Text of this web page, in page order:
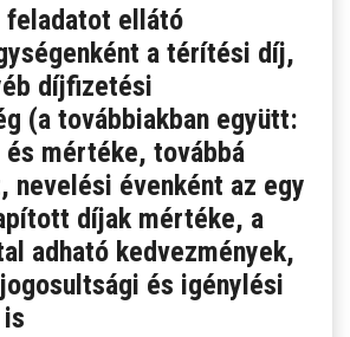
LAP/FELVÉTELI KÉRVÉNY
NYOMTATVÁNYOK
A SZAKKKÉPZÉSBEN
feladatot ellátó
a térítési díj,
díjfizetési
(a továbbiakban együtt:
mértéke, továbbá
nevelési évenként az egy
díjak mértéke, a
adható kedvezmények,
és igénylési